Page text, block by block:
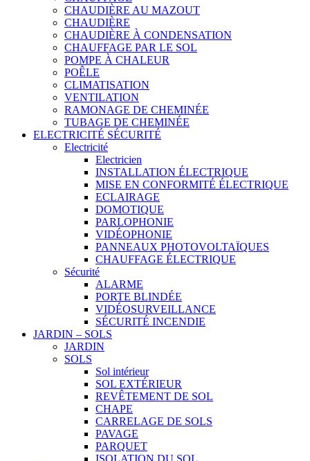
CHAUDIÈRE AU MAZOUT
CHAUDIÈRE
CHAUDIÈRE À CONDENSATION
CHAUFFAGE PAR LE SOL
POMPE À CHALEUR
POÊLE
CLIMATISATION
VENTILATION
RAMONAGE DE CHEMINÉE
TUBAGE DE CHEMINÉE
ELECTRICITÉ SÉCURITÉ
Electricité
Electricien
INSTALLATION ÉLECTRIQUE
MISE EN CONFORMITÉ ÉLECTRIQUE
ECLAIRAGE
DOMOTIQUE
PARLOPHONIE
VIDÉOPHONIE
PANNEAUX PHOTOVOLTAÏQUES
CHAUFFAGE ÉLECTRIQUE
Sécurité
ALARME
PORTE BLINDÉE
VIDÉOSURVEILLANCE
SÉCURITÉ INCENDIE
JARDIN – SOLS
JARDIN
SOLS
Sol intérieur
SOL EXTÉRIEUR
REVÊTEMENT DE SOL
CHAPE
CARRELAGE DE SOLS
PAVAGE
PARQUET
ISOLATION DU SOL